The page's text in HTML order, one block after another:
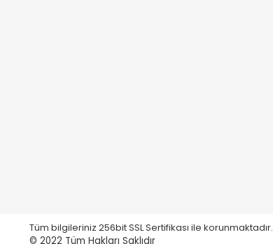
Tüm bilgileriniz 256bit SSL Sertifikası ile korunmaktadır.
© 2022 Tüm Hakları Saklıdır